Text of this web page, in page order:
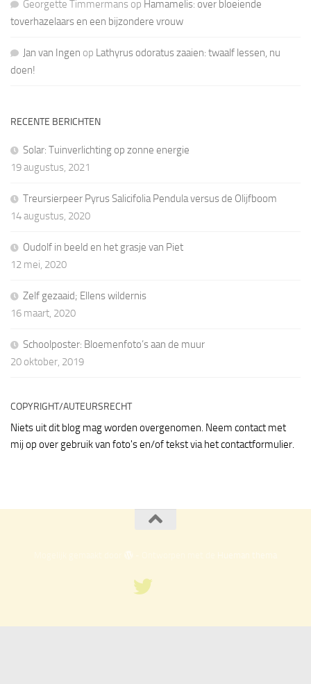
Georgette Timmermans op Hamamelis: over bloeiende
toverhazelaars en een bijzondere vrouw
Jan van Ingen op Lathyrus odoratus zaaien: twaalf lessen, nu
doen!
RECENTE BERICHTEN
Solar: Tuinverlichting op zonne energie
19 augustus, 2021
Treursierpeer Pyrus Salicifolia Pendula versus de Olijfboom
14 augustus, 2020
Oudolf in beeld en het grasje van Piet
12 mei, 2020
Zelf gezaaid; Ellens wildernis
16 maart, 2020
Schoolposter: Bloemenfoto’s aan de muur
20 oktober, 2019
COPYRIGHT/AUTEURSRECHT
Niets uit dit blog mag worden overgenomen. Neem contact met
mij op over gebruik van foto's en/of tekst via het contactformulier.